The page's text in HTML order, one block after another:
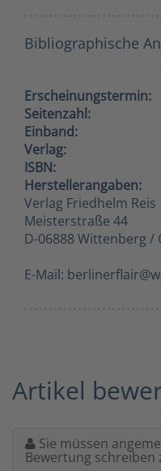
Bibliographische
Erscheinungstermin:
Seitenzahl:
Einband:
Verlag:
ISBN:
Herstellerangaben:
Verlag Friedhelm Reis
Meisterstraße 44
D-06888 Wittenberg /
E-Mail:
Artikel
Sie müssen
Bewertung schreiben